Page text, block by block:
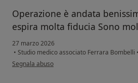
Operazione è andata
espira molta fiducia Sono
27 marzo 2026
• Studio medico associato Ferrara Bombelli •
secondo l'opinione dell'utente Izabel
Segnala abuso